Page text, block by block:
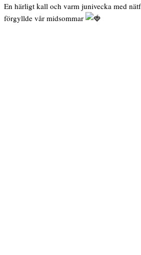
En härligt kall och varm junivecka med
förgyllde vår midsommar